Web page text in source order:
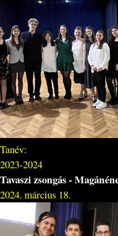
Tanév:
2023-2024
Tavaszi zsongás -
2024. március 18.